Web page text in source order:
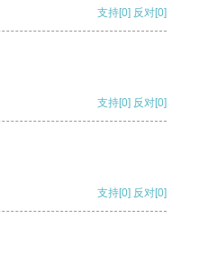
支持[0] 反对[0]
支持[0] 反对[0]
支持[0] 反对[0]